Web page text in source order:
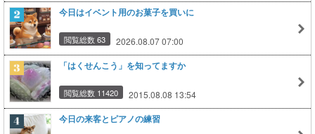
今日はイベント用のお菓子を買いに
閲覧総数 63 2026.08.07 07:00
「はくせんこう」を知ってますか
閲覧総数 11420 2015.08.08 13:54
今日の来客とピアノの練習